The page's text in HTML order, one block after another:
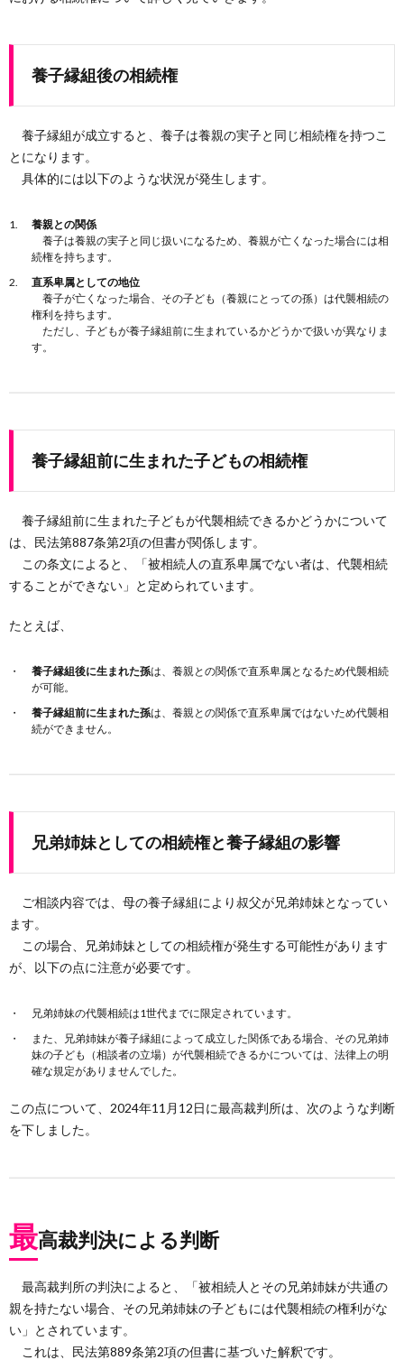
養子縁組後の相続権
養子縁組が成立すると、養子は養親の実子と同じ相続権を持つこ
とになります。
具体的には以下のような状況が発生します。
養親との関係
養子は養親の実子と同じ扱いになるため、養親が亡くなった場合には相
続権を持ちます。
直系卑属としての地位
養子が亡くなった場合、その子ども（養親にとっての孫）は代襲相続の
権利を持ちます。
ただし、子どもが養子縁組前に生まれているかどうかで扱いが異なりま
す。
養子縁組前に生まれた子どもの相続権
養子縁組前に生まれた子どもが代襲相続できるかどうかについて
は、民法第887条第2項の但書が関係します。
この条文によると、「被相続人の直系卑属でない者は、代襲相続
することができない」と定められています。
たとえば、
養子縁組後に生まれた孫は、養親との関係で直系卑属となるため代襲相続
が可能。
養子縁組前に生まれた孫は、養親との関係で直系卑属ではないため代襲相
続ができません。
兄弟姉妹としての相続権と養子縁組の影響
ご相談内容では、母の養子縁組により叔父が兄弟姉妹となってい
ます。
この場合、兄弟姉妹としての相続権が発生する可能性があります
が、以下の点に注意が必要です。
兄弟姉妹の代襲相続は1世代までに限定されています。
また、兄弟姉妹が養子縁組によって成立した関係である場合、その兄弟姉
妹の子ども（相談者の立場）が代襲相続できるかについては、法律上の明
確な規定がありませんでした。
この点について、2024年11月12日に最高裁判所は、次のような判断
を下しました。
最高裁判決による判断
最高裁判所の判決によると、「被相続人とその兄弟姉妹が共通の
親を持たない場合、その兄弟姉妹の子どもには代襲相続の権利がな
い」とされています。
これは、民法第889条第2項の但書に基づいた解釈です。